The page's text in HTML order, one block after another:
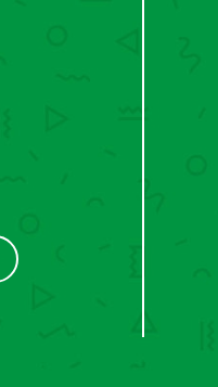
łóżko, dwie szafki
podgrzewana jest
budynku
znajduję się domofon. W
m.in. sklep Żabka oraz
na Kraków w
się przystanki
do centrum miasta.
usługowe.